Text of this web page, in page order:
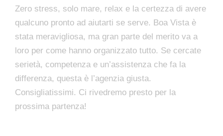
Zero stress, solo mare, relax e la certezza di avere
qualcuno pronto ad aiutarti se serve. Boa Vista è
stata meravigliosa, ma gran parte del merito va a
loro per come hanno organizzato tutto. Se cercate
serietà, competenza e un’assistenza che fa la
differenza, questa è l’agenzia giusta.
Consigliatissimi. Ci rivedremo presto per la
prossima partenza!